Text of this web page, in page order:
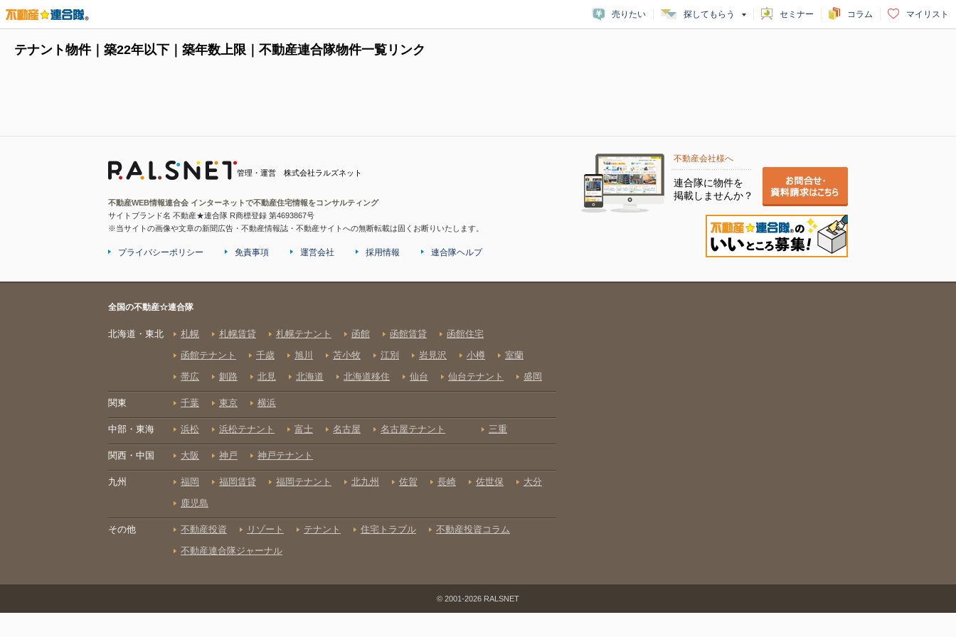
売りたい 探してもらう セミナー コラム マイリスト
テナント物件｜築22年以下｜築年数上限｜不動産連合隊物件一覧リンク
管理・運営 株式会社ラルズネット
不動産WEB情報連合会 インターネットで不動産住宅情報をコンサルティング
サイトブランド名 不動産★連合隊 R商標登録 第4693867号
※当サイトの画像や文章の新聞広告・不動産情報誌・不動産サイトへの無断転載は固くお断りいたします。
不動産会社様へ
連合隊に物件を
掲載しませんか？
プライバシーポリシー 免責事項 運営会社 採用情報 連合隊ヘルプ
© 2001-2026 RALSNET